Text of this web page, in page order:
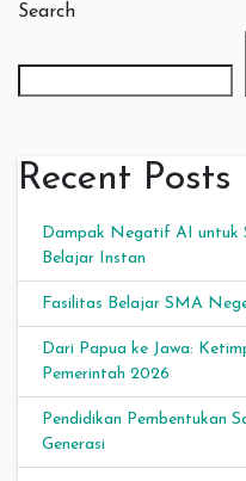
Search
Recent Posts
Dampak Negatif AI untuk
Belajar Instan
Fasilitas Belajar SMA
Dari Papua ke Jawa:
Pemerintah 2026
Pendidikan Pembentukan
Generasi